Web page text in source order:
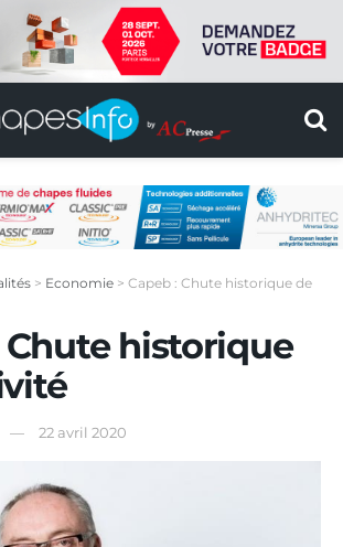
> Economie > Capeb : Chute historique de
Chute historique
22 avril 2020